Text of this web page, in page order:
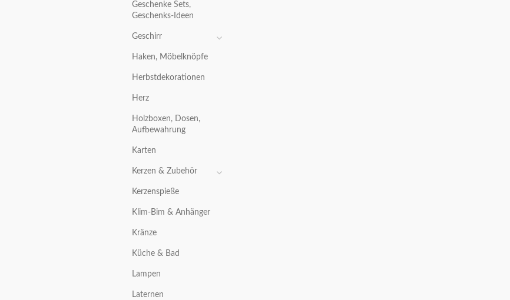
Geschenke Sets,
Geschenks-Ideen
Geschirr
Haken, Möbelknöpfe
Herbstdekorationen
Herz
Holzboxen, Dosen,
Aufbewahrung
Karten
Kerzen & Zubehör
Kerzenspieße
Klim-Bim & Anhänger
Kränze
Küche & Bad
Lampen
Laternen